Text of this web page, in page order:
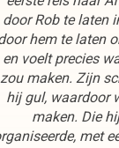
door Rob te laten
hem te laten
en voelt precies
zou maken. Zijn
hij gul, waardoor
maken. Die
met